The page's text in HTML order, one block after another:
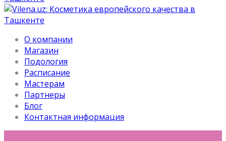
О компании
Магазин
Подология
Расписание
Мастерам
Партнеры
Блог
Контактная информация